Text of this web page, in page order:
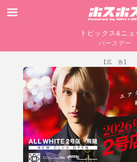
トピックス&ニュ
バースデー
【広 告】